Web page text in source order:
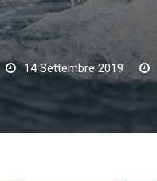
14 Settembre 2019